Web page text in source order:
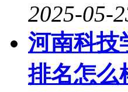
2025-05-
河南科技
排名怎么